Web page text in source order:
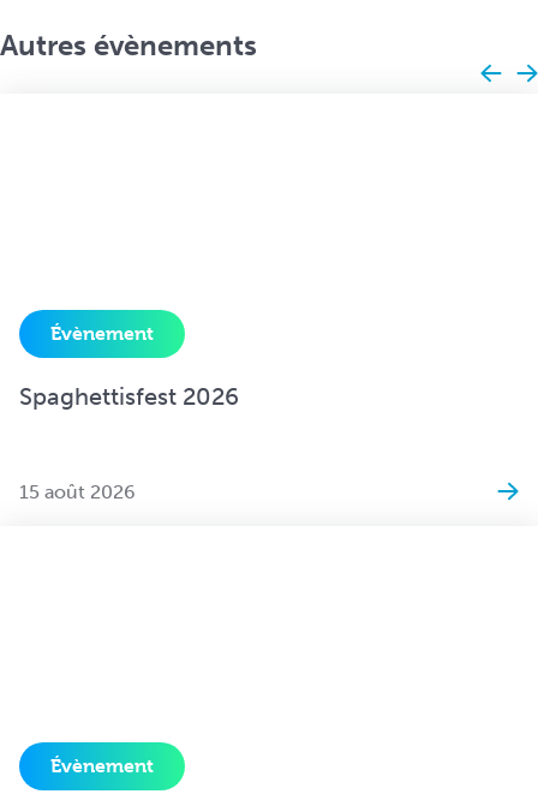
Autres évènements
Évènement
Spaghettisfest 2026
15 août 2026
Évènement